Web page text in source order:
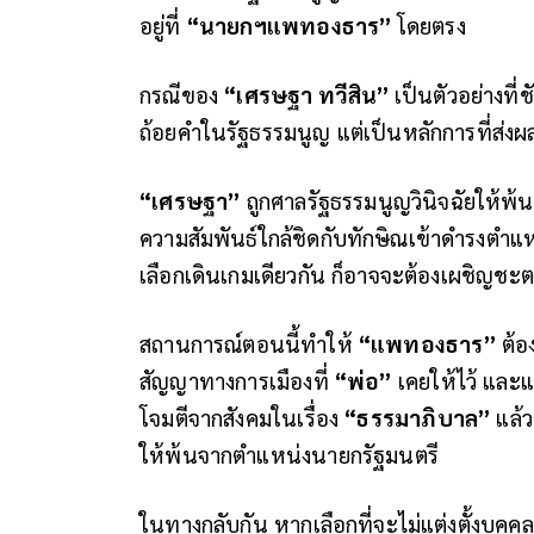
อยู่ที่ “นายกฯแพทองธาร”โดยตรง
กรณีของ “เศรษฐา ทวีสิน” เป็นตัวอย่างที่
ถ้อยคำในรัฐธรรมนูญ แต่เป็นหลักการที่ส่ง
“เศรษฐา” ถูกศาลรัฐธรรมนูญวินิจฉัยให้พ้
ความสัมพันธ์ใกล้ชิดกับทักษิณเข้าดำรงตำ
เลือกเดินเกมเดียวกัน ก็อาจจะต้องเผชิญชะ
สถานการณ์ตอนนี้ทำให้ “แพทองธาร” ต้อ
สัญญาทางการเมืองที่ “พ่อ” เคยให้ไว้ แล
โจมตีจากสังคมในเรื่อง “ธรรมาภิบาล” แล้
ให้พ้นจากตำแหน่งนายกรัฐมนตรี
ในทางกลับกัน หากเลือกที่จะไม่แต่งตั้งบุคค